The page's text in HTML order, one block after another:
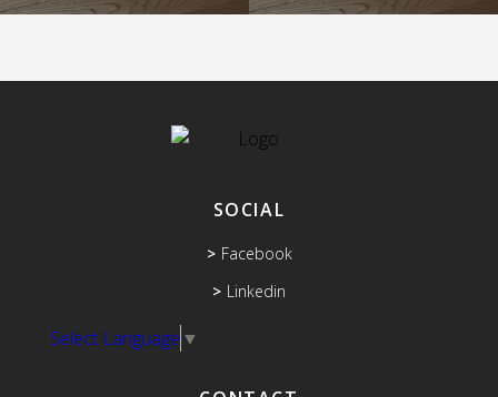
SOCIAL
Facebook
Linkedin
Select Language ▼